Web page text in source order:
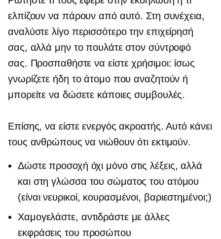
ελπίζουν να πάρουν από αυτό. Στη συνέχεια,
αναλύστε λίγο περισσότερο την επιχείρησή
σας, αλλά μην το πουλάτε στον σύντροφό
σας. Προσπαθήστε να είστε χρήσιμοι: ίσως
γνωρίζετε ήδη το άτομο που αναζητούν ή
μπορείτε να δώσετε κάποιες συμβουλές.
Επίσης, να είστε ενεργός ακροατής. Αυτό κάνει
τους ανθρώπους να νιώθουν ότι εκτιμούν.
Δώστε προσοχή όχι μόνο στις λέξεις, αλλά
και στη γλώσσα του σώματος του ατόμου
(είναι νευρικοί, κουρασμένοι, βαριεστημένοι;)
Χαμογελάστε, αντιδράστε με άλλες
εκφράσεις του προσώπου